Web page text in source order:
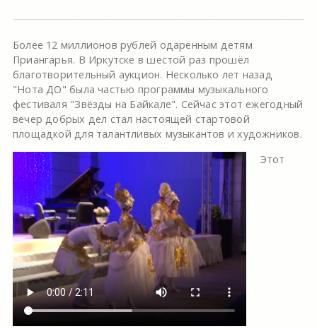
Более 12 миллионов рублей одарённым детям
Приангарья. В Иркутске в шестой раз прошёл
благотворительный аукцион. Несколько лет назад
"Нота ДО" была частью программы музыкального
фестиваля "Звёзды на Байкале". Сейчас этот ежегодный
вечер добрых дел стал настоящей стартовой
площадкой для талантливых музыкантов и художников.
Этот